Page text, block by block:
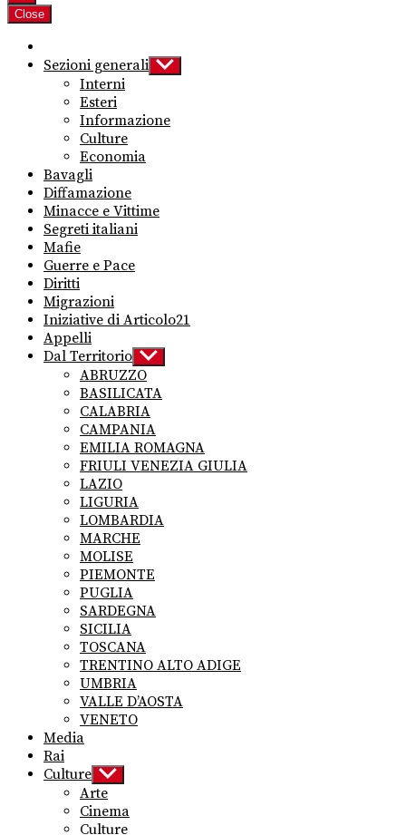
Close
Sezioni generali Show
sub
Interni
Esteri
Informazione
Culture
Economia
Bavagli
Diffamazione
Minacce e Vittime
Segreti italiani
Mafie
Guerre e Pace
Diritti
Migrazioni
Iniziative di Articolo21
Appelli
Dal Territorio Show
sub
menu
ABRUZZO
BASILICATA
CALABRIA
CAMPANIA
EMILIA ROMAGNA
FRIULI VENEZIA GIULIA
LAZIO
LIGURIA
LOMBARDIA
MARCHE
MOLISE
PIEMONTE
PUGLIA
SARDEGNA
SICILIA
TOSCANA
TRENTINO ALTO ADIGE
UMBRIA
VALLE D’AOSTA
VENETO
Media
Rai
Culture Show
sub
menu
Arte
Cinema
Culture